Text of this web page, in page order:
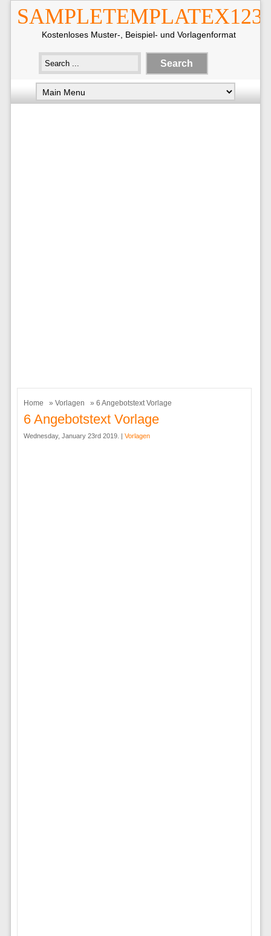
Kostenloses Muster-, Beispiel- und Vorlagenformat
Home » Vorlagen » 6 Angebotstext Vorlage
6 Angebotstext Vorlage
Wednesday, January 23rd 2019. | Vorlagen